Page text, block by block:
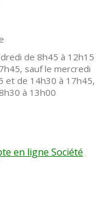
de 8h45 à 12h15
sauf le mercredi
et de 14h30 à 17h45,
à 13h00
en ligne Société